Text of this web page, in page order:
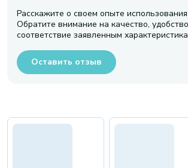
Расскажите о своем опыте
Обратите внимание на качество,
соответствие заявленным
Оставить отзыв